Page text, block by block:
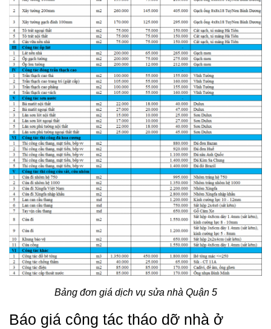
Bảng đơn giá dịch vụ sửa nhà Quận 5
Báo giá công tác tháo dỡ nhà ở